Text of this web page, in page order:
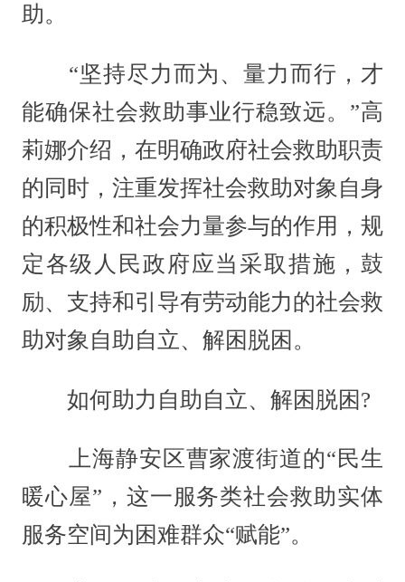
助。
“坚持尽力而为、量力而行，才
能确保社会救助事业行稳致远。”高
莉娜介绍，在明确政府社会救助职责
的同时，注重发挥社会救助对象自身
的积极性和社会力量参与的作用，规
定各级人民政府应当采取措施，鼓
励、支持和引导有劳动能力的社会救
助对象自助自立、解困脱困。
如何助力自助自立、解困脱困?
上海静安区曹家渡街道的“民生
暖心屋”，这一服务类社会救助实体
服务空间为困难群众“赋能”。